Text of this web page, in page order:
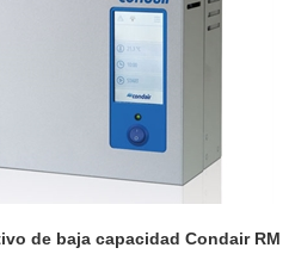
de baja capacidad Condair RM